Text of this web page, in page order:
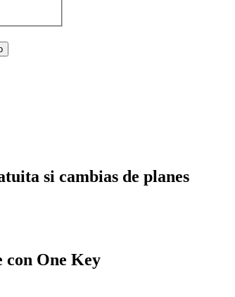
si cambias de planes
con One Key